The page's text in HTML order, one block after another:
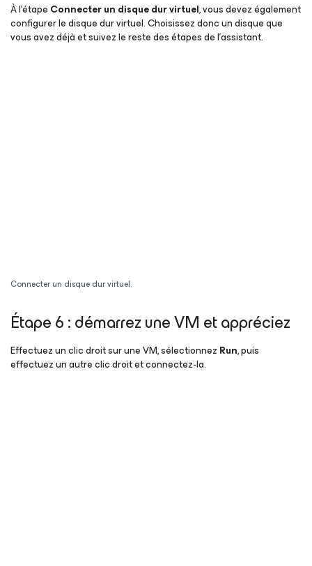
À l’étape Connecter un disque dur virtuel, vous devez également
configurer le disque dur virtuel. Choisissez donc un disque que
vous avez déjà et suivez le reste des étapes de l’assistant.
Connecter un disque dur virtuel.
Étape 6 : démarrez une VM et appréciez
Effectuez un clic droit sur une VM, sélectionnez Run, puis
effectuez un autre clic droit et connectez-la.